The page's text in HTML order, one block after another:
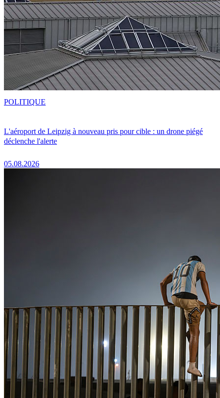
L'aéroport de Leipzig à nouveau pris pour cible : un drone piégé
déclenche l'alerte
05.08.2026
POLITIQUE